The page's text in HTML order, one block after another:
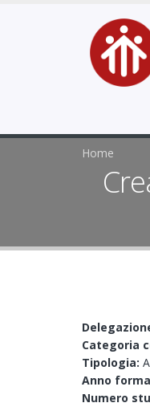
Home
Categoria
Tipologia:
Anno
Numero